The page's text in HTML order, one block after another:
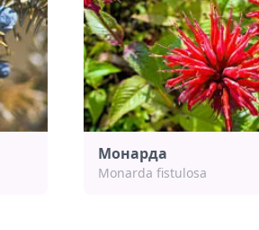
Монарда
Monarda fistulosa